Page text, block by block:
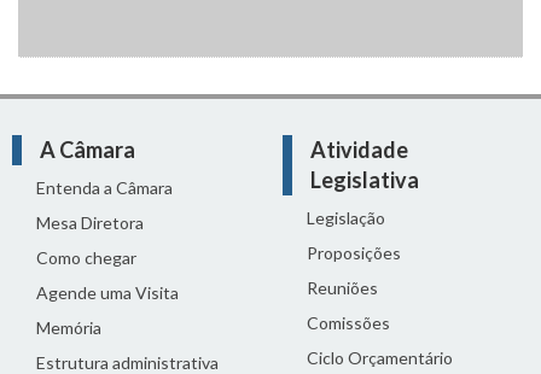
A Câmara
Entenda a Câmara
Mesa Diretora
Como chegar
Agende uma Visita
Memória
Estrutura administrativa
Atividade
Legislativa
Legislação
Proposições
Reuniões
Comissões
Ciclo Orçamentário